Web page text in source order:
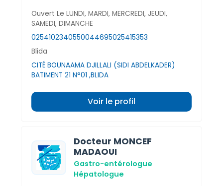
Ouvert Le LUNDI, MARDI, MERCREDI, JEUDI,
SAMEDI, DIMANCHE
0254102340550044695025415353
Blida
CITÉ BOUNAAMA DJILLALI (SIDI ABDELKADER)
BATIMENT 21 N°01 ,BLIDA
Voir le profil
Docteur MONCEF
MADAOUI
Gastro-entérologue
Hépatologue